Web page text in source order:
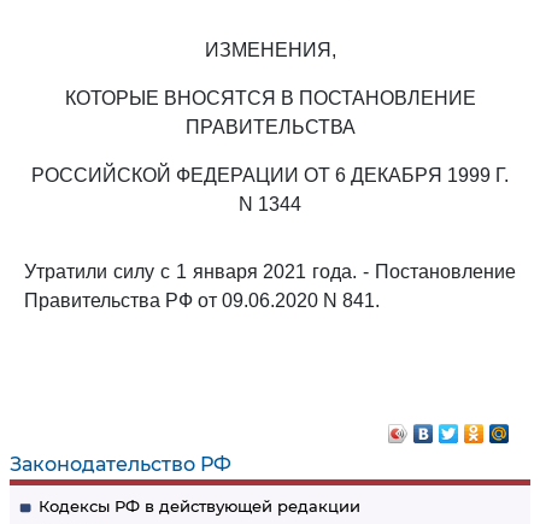
Законодательство РФ
Кодексы РФ в действующей редакции
ИЗМЕНЕНИЯ,
КОТОРЫЕ ВНОСЯТСЯ В ПОСТАНОВЛЕНИЕ
ПРАВИТЕЛЬСТВА
РОССИЙСКОЙ ФЕДЕРАЦИИ ОТ 6 ДЕКАБРЯ 1999 Г.
N 1344
Утратили силу с 1 января 2021 года. - Постановление
Правительства РФ от 09.06.2020 N 841.